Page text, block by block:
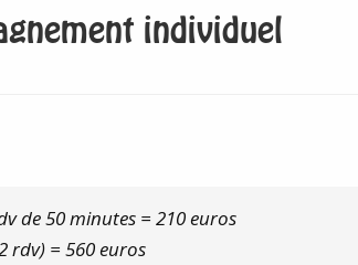
individuel
de 50 minutes = 210 euros
rdv) = 560 euros